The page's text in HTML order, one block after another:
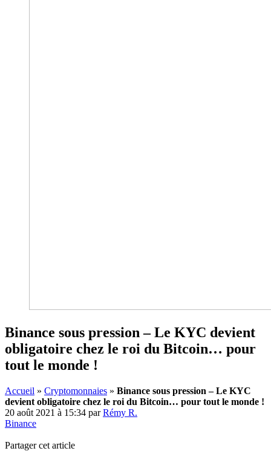
Binance sous pression – Le KYC devient
obligatoire chez le roi du Bitcoin… pour
tout le monde !
Accueil » Cryptomonnaies » Binance sous pression – Le KYC
devient obligatoire chez le roi du Bitcoin… pour tout le monde !
20 août 2021 à 15:34 parRémy R.
Binance
Partager cet article